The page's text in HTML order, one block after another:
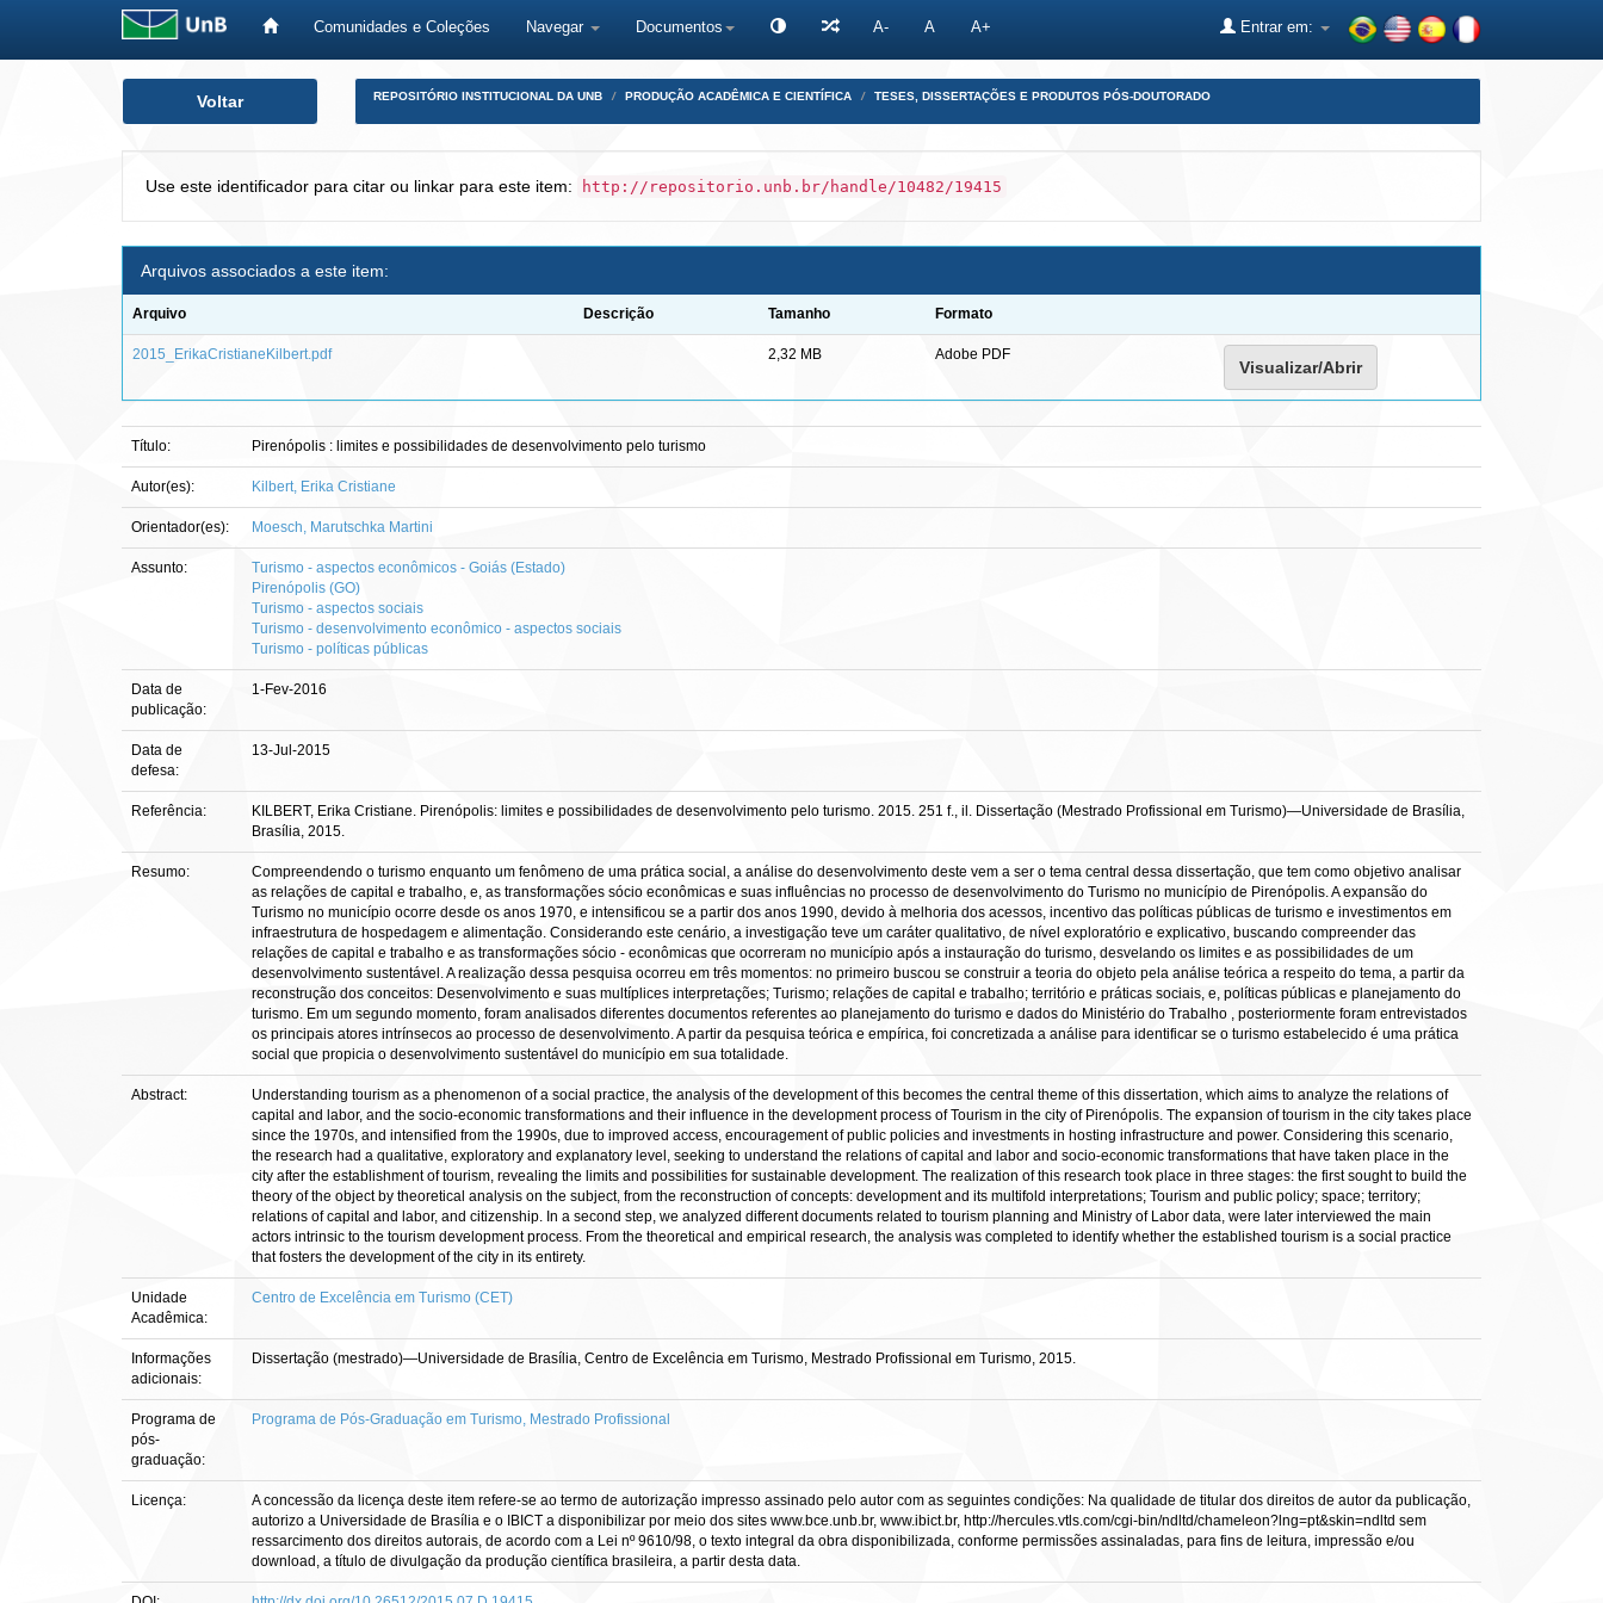
Comunidades e Coleções Navegar Documentos A- A A+ Entrar em:
Voltar REPOSITÓRIO INSTITUCIONAL DA UNB PRODUÇÃO ACADÊMICA E CIENTÍFICA TESES, DISSERTAÇÕES E PRODUTOS PÓS-DOUTORADO
Use este identificador para citar ou linkar para este item: http://repositorio.unb.br/handle/10482/19415
Arquivos associados a este item:
Arquivo Descrição Tamanho Formato
2015_ErikaCristianeKilbert.pdf 2,32 MB Adobe PDF
Visualizar/Abrir
Título: Pirenópolis : limites e possibilidades de desenvolvimento pelo turismo
Autor(es): Kilbert, Erika Cristiane
Orientador(es): Moesch, Marutschka Martini
Assunto:
Turismo - aspectos econômicos - Goiás (Estado)
Pirenópolis (GO)
Turismo - aspectos sociais
Turismo - desenvolvimento econômico - aspectos sociais
Turismo - políticas públicas
Data de
publicação:
1-Fev-2016
Data de
defesa:
13-Jul-2015
Referência:
KILBERT, Erika Cristiane. Pirenópolis: limites e possibilidades de desenvolvimento pelo turismo. 2015. 251 f., il. Dissertação (Mestrado Profissional em Turismo)—Universidade de Brasília,
Brasília, 2015.
Resumo:
Compreendendo o turismo enquanto um fenômeno de uma prática social, a análise do desenvolvimento deste vem a ser o tema central dessa dissertação, que tem como objetivo analisar
as relações de capital e trabalho, e, as transformações sócio econômicas e suas influências no processo de desenvolvimento do Turismo no município de Pirenópolis. A expansão do
Turismo no município ocorre desde os anos 1970, e intensificou se a partir dos anos 1990, devido à melhoria dos acessos, incentivo das políticas públicas de turismo e investimentos em
infraestrutura de hospedagem e alimentação. Considerando este cenário, a investigação teve um caráter qualitativo, de nível exploratório e explicativo, buscando compreender das
relações de capital e trabalho e as transformações sócio - econômicas que ocorreram no município após a instauração do turismo, desvelando os limites e as possibilidades de um
desenvolvimento sustentável. A realização dessa pesquisa ocorreu em três momentos: no primeiro buscou se construir a teoria do objeto pela análise teórica a respeito do tema, a partir da
reconstrução dos conceitos: Desenvolvimento e suas multíplices interpretações; Turismo; relações de capital e trabalho; território e práticas sociais, e, políticas públicas e planejamento do
turismo. Em um segundo momento, foram analisados diferentes documentos referentes ao planejamento do turismo e dados do Ministério do Trabalho , posteriormente foram entrevistados
os principais atores intrínsecos ao processo de desenvolvimento. A partir da pesquisa teórica e empírica, foi concretizada a análise para identificar se o turismo estabelecido é uma prática
social que propicia o desenvolvimento sustentável do município em sua totalidade.
Abstract:
Understanding tourism as a phenomenon of a social practice, the analysis of the development of this becomes the central theme of this dissertation, which aims to analyze the relations of
capital and labor, and the socio-economic transformations and their influence in the development process of Tourism in the city of Pirenópolis. The expansion of tourism in the city takes place
since the 1970s, and intensified from the 1990s, due to improved access, encouragement of public policies and investments in hosting infrastructure and power. Considering this scenario,
the research had a qualitative, exploratory and explanatory level, seeking to understand the relations of capital and labor and socio-economic transformations that have taken place in the
city after the establishment of tourism, revealing the limits and possibilities for sustainable development. The realization of this research took place in three stages: the first sought to build the
theory of the object by theoretical analysis on the subject, from the reconstruction of concepts: development and its multifold interpretations; Tourism and public policy; space; territory;
relations of capital and labor, and citizenship. In a second step, we analyzed different documents related to tourism planning and Ministry of Labor data, were later interviewed the main
actors intrinsic to the tourism development process. From the theoretical and empirical research, the analysis was completed to identify whether the established tourism is a social practice
that fosters the development of the city in its entirety.
Unidade
Acadêmica:
Centro de Excelência em Turismo (CET)
Informações
adicionais:
Dissertação (mestrado)—Universidade de Brasília, Centro de Excelência em Turismo, Mestrado Profissional em Turismo, 2015.
Programa de
pós-
graduação:
Programa de Pós-Graduação em Turismo, Mestrado Profissional
Licença:
A concessão da licença deste item refere-se ao termo de autorização impresso assinado pelo autor com as seguintes condições: Na qualidade de titular dos direitos de autor da publicação,
autorizo a Universidade de Brasília e o IBICT a disponibilizar por meio dos sites www.bce.unb.br, www.ibict.br, http://hercules.vtls.com/cgi-bin/ndltd/chameleon?lng=pt&skin=ndltd sem
ressarcimento dos direitos autorais, de acordo com a Lei nº 9610/98, o texto integral da obra disponibilizada, conforme permissões assinaladas, para fins de leitura, impressão e/ou
download, a título de divulgação da produção científica brasileira, a partir desta data.